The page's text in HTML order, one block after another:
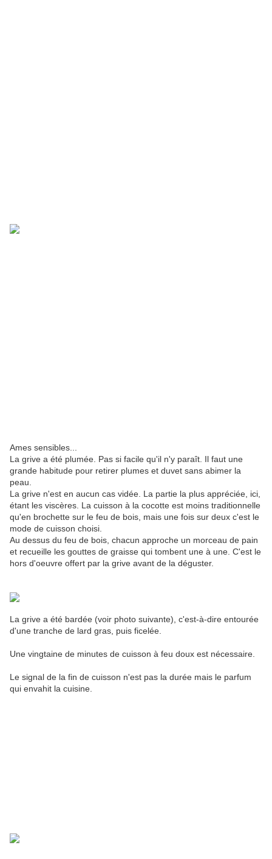
Ames sensibles...
La grive a été plumée. Pas si facile qu'il n'y paraît. Il faut une
grande habitude pour retirer plumes et duvet sans abimer la
peau.
La grive n'est en aucun cas vidée. La partie la plus appréciée, ici,
étant les viscères. La cuisson à la cocotte est moins traditionnelle
qu'en brochette sur le feu de bois, mais une fois sur deux c'est le
mode de cuisson choisi.
Au dessus du feu de bois, chacun approche un morceau de pain
et recueille les gouttes de graisse qui tombent une à une. C'est le
hors d'oeuvre offert par la grive avant de la déguster.
La grive a été bardée (voir photo suivante), c'est-à-dire entourée
d'une tranche de lard gras, puis ficelée.
Une vingtaine de minutes de cuisson à feu doux est nécessaire.
Le signal de la fin de cuisson n'est pas la durée mais le parfum
qui envahit la cuisine.